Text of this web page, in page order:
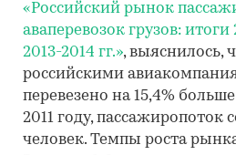
«Российский рынок
аваперевозок грузов: итоги
2013-2014 гг.», выяснилось,
российскими
перевезено на 15,4%
2011 году, пассажиропоток
человек. Темпы роста